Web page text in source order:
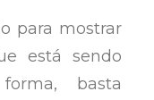
para mostrar
está sendo
basta